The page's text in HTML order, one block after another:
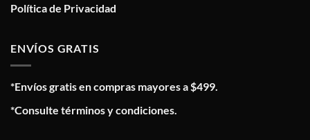
Política de Privacidad
ENVÍOS GRATIS
*Envíos gratis en compras mayores a $499.
*Consulte términos y condiciones.